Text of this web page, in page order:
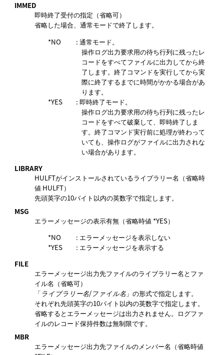
IMMED
即時終了受付の指定（省略可）
省略した場合、通常モードで終了します。
*NO
: 通常モード。
操作ログ出力要求用の待ち行列に残ったレ
コードをすべてファイルに出力してから終
了します。終了コマンドを実行してから実
際に終了するまでに時間がかかる場合があ
ります。
*YES
: 即時終了モード。
操作ログ出力要求用の待ち行列に残ったレ
コードをすべて破棄して、即時終了しま
す。終了コマンド実行前に処理が終わって
いても、操作ログがファイルに出力されな
い場合があります。
LIBRARY
HULFTがインストールされているライブラリー名（省略時
値 HULFT）
先頭英字の10バイト以内の英数字で指定します。
MSG
エラーメッセージの表示有無（省略時値 *YES）
*NO
: エラーメッセージを表示しない
*YES
: エラーメッセージを表示する
FILE
エラーメッセージ出力先ファイルのライブラリー名とファ
イル名（省略可）
「 ライブラリー名/ ファイル名 」の形式で指定します。
それぞれ先頭英字の10バイト以内の英数字で指定します。
省略するとエラーメッセージは出力されません。ログファ
イルのレコード保持件数は無制限です。
MBR
エラーメッセージ出力先ファイルのメンバー名（省略時値